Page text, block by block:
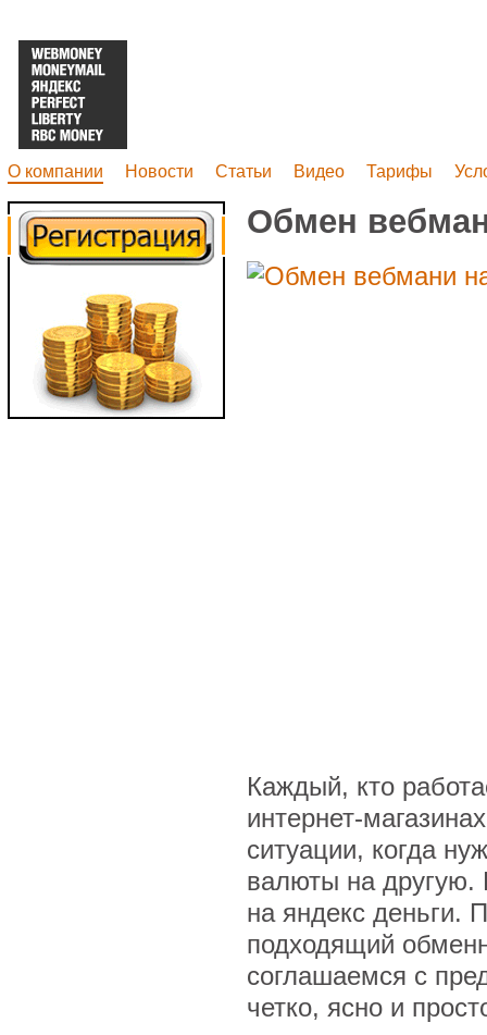
О компании Новости Статьи Видео Тарифы
Обмен
Каждый, кто
интернет-
ситуации, когда
валюты на другую.
на яндекс деньги.
подходящий
соглашаемся с
четко, ясно и